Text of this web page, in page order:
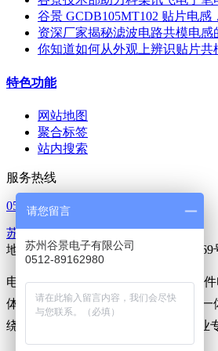
谷景 GCDB105MT102 贴片电
资深厂家揭秘滤波电路共模电感
你知道如何从外观上辨识贴片共
特色功能
网站地图
聚合标签
站内搜索
服务热线
0512-65368862
苏ICP备14023902号-1
地址：苏州市吴中区胥口镇新峰路269
电感,贴片电感,贴片绕线电感,贴片插
体成型贴片电感,一体成型屏蔽电感,
绕线电感定制,一体成型电感。为企业
请您留言
苏州谷景电子有限公司
0512-89162980